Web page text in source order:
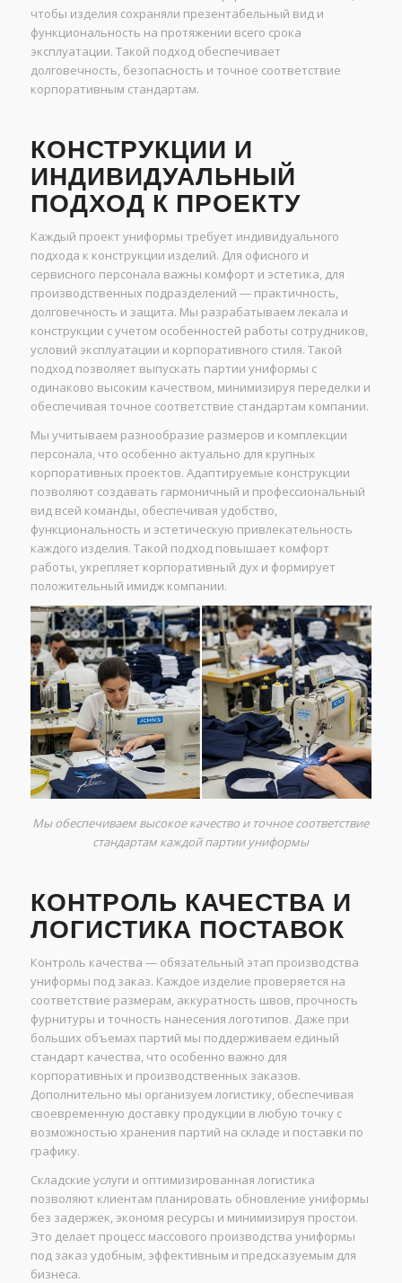
чтобы изделия сохраняли презентабельный вид и
функциональность на протяжении всего срока
эксплуатации. Такой подход обеспечивает
долговечность, безопасность и точное соответствие
корпоративным стандартам.
КОНСТРУКЦИИ И
ИНДИВИДУАЛЬНЫЙ
ПОДХОД К ПРОЕКТУ
Каждый проект униформы требует индивидуального
подхода к конструкции изделий. Для офисного и
сервисного персонала важны комфорт и эстетика, для
производственных подразделений — практичность,
долговечность и защита. Мы разрабатываем лекала и
конструкции с учетом особенностей работы сотрудников,
условий эксплуатации и корпоративного стиля. Такой
подход позволяет выпускать партии униформы с
одинаково высоким качеством, минимизируя переделки и
обеспечивая точное соответствие стандартам компании.
Мы учитываем разнообразие размеров и комплекции
персонала, что особенно актуально для крупных
корпоративных проектов. Адаптируемые конструкции
позволяют создавать гармоничный и профессиональный
вид всей команды, обеспечивая удобство,
функциональность и эстетическую привлекательность
каждого изделия. Такой подход повышает комфорт
работы, укрепляет корпоративный дух и формирует
положительный имидж компании.
Мы обеспечиваем высокое качество и точное соответствие
стандартам каждой партии униформы
КОНТРОЛЬ КАЧЕСТВА И
ЛОГИСТИКА ПОСТАВОК
Контроль качества — обязательный этап производства
униформы под заказ. Каждое изделие проверяется на
соответствие размерам, аккуратность швов, прочность
фурнитуры и точность нанесения логотипов. Даже при
больших объемах партий мы поддерживаем единый
стандарт качества, что особенно важно для
корпоративных и производственных заказов.
Дополнительно мы организуем логистику, обеспечивая
своевременную доставку продукции в любую точку с
возможностью хранения партий на складе и поставки по
графику.
Складские услуги и оптимизированная логистика
позволяют клиентам планировать обновление униформы
без задержек, экономя ресурсы и минимизируя простои.
Это делает процесс массового производства униформы
под заказ удобным, эффективным и предсказуемым для
бизнеса.